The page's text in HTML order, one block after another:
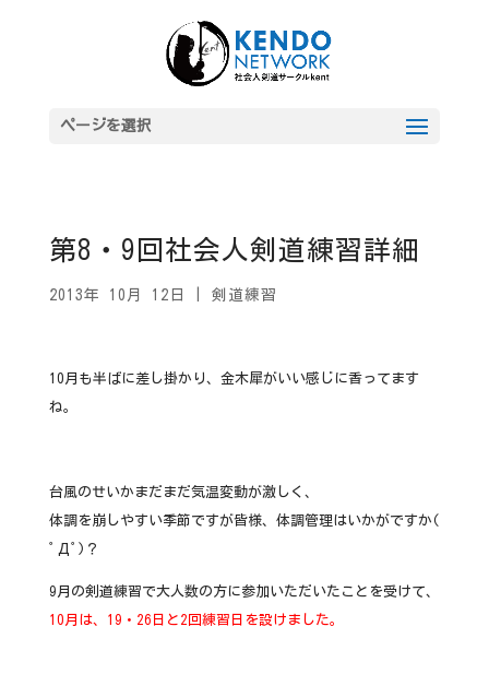
ページを選択
第8・9回社会人剣道練習詳細
2013年 10月 12日 剣道練習
10月も半ばに差し掛かり、金木犀がいい感じに香ってます
ね。
台風のせいかまだまだ気温変動が激しく、
体調を崩しやすい季節ですが皆様、体調管理はいかがですか(
ﾟДﾟ)？
9月の剣道練習で大人数の方に参加いただいたことを受けて、
10月は、19・26日と2回練習日を設けました。